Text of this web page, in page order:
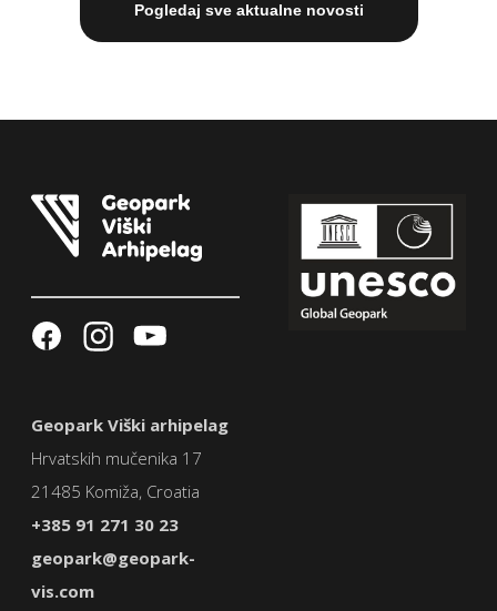
Pogledaj sve aktualne novosti
Geopark Viški arhipelag
Hrvatskih mučenika 17
21485 Komiža, Croatia
+385 91 271 30 23
geopark@geopark-
vis.com